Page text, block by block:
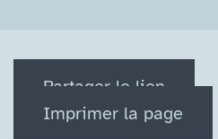
Partager le lien
Imprimer la page